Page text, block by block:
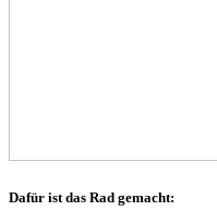
Dafür ist das Rad gemacht: